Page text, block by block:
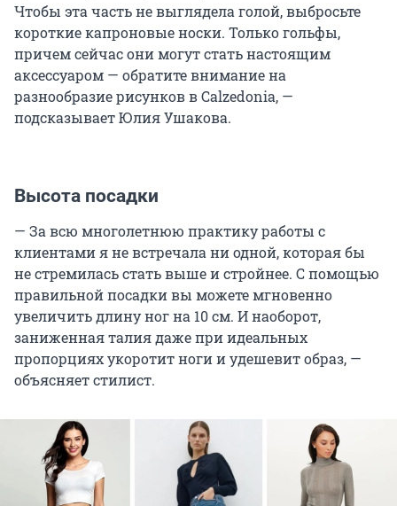
Чтобы эта часть не выглядела голой, выбросьте
короткие капроновые носки. Только гольфы,
причем сейчас они могут стать настоящим
аксессуаром — обратите внимание на
разнообразие рисунков в Calzedonia, —
подсказывает Юлия Ушакова.
Высота посадки
— За всю многолетнюю практику работы с
клиентами я не встречала ни одной, которая бы
не стремилась стать выше и стройнее. С помощью
правильной посадки вы можете мгновенно
увеличить длину ног на 10 см. И наоборот,
заниженная талия даже при идеальных
пропорциях укоротит ноги и удешевит образ, —
объясняет стилист.